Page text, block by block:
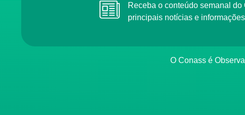
Receba o conteúdo semanal do Conass com as
principais notícias e
O Conass é